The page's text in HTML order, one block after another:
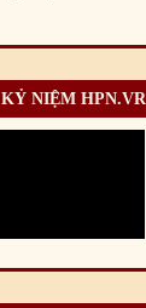
KỶ NIỆM HPN.VR